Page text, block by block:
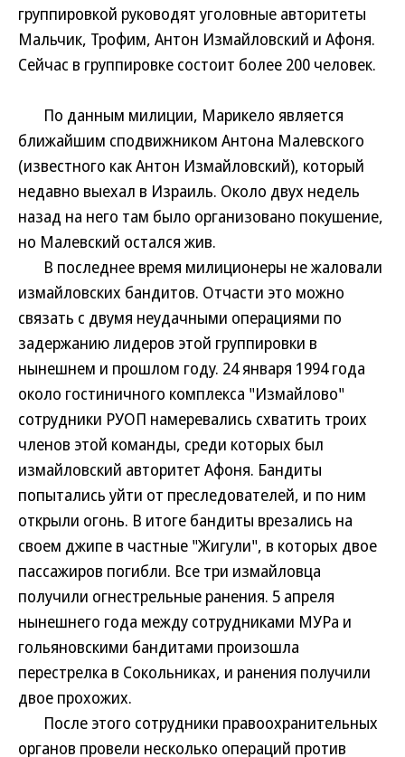
группировкой руководят уголовные авторитеты
Мальчик, Трофим, Антон Измайловский и Афоня.
Сейчас в группировке состоит более 200 человек.
По данным милиции, Марикело является
ближайшим сподвижником Антона Малевского
(известного как Антон Измайловский), который
недавно выехал в Израиль. Около двух недель
назад на него там было организовано покушение,
но Малевский остался жив.
В последнее время милиционеры не жаловали
измайловских бандитов. Отчасти это можно
связать с двумя неудачными операциями по
задержанию лидеров этой группировки в
нынешнем и прошлом году. 24 января 1994 года
около гостиничного комплекса "Измайлово"
сотрудники РУОП намеревались схватить троих
членов этой команды, среди которых был
измайловский авторитет Афоня. Бандиты
попытались уйти от преследователей, и по ним
открыли огонь. В итоге бандиты врезались на
своем джипе в частные "Жигули", в которых двое
пассажиров погибли. Все три измайловца
получили огнестрельные ранения. 5 апреля
нынешнего года между сотрудниками МУРа и
гольяновскими бандитами произошла
перестрелка в Сокольниках, и ранения получили
двое прохожих.
После этого сотрудники правоохранительных
органов провели несколько операций против